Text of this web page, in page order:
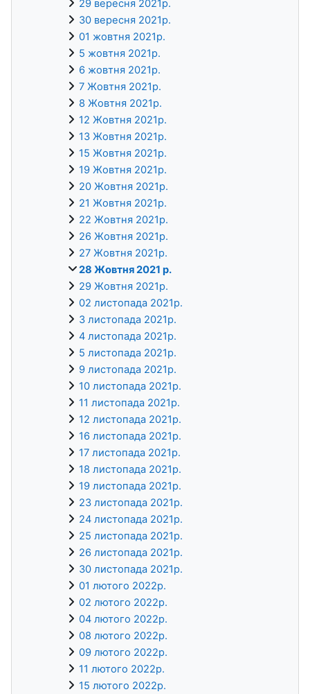
29 вересня 2021р.
30 вересня 2021р.
01 жовтня 2021р.
5 жовтня 2021р.
6 жовтня 2021р.
7 Жовтня 2021р.
8 Жовтня 2021р.
12 Жовтня 2021р.
13 Жовтня 2021р.
15 Жовтня 2021р.
19 Жовтня 2021р.
20 Жовтня 2021р.
21 Жовтня 2021р.
22 Жовтня 2021р.
26 Жовтня 2021р.
27 Жовтня 2021р.
28 Жовтня 2021 р.
29 Жовтня 2021р.
02 листопада 2021р.
3 листопада 2021р.
4 листопада 2021р.
5 листопада 2021р.
9 листопада 2021р.
10 листопада 2021р.
11 листопада 2021р.
12 листопада 2021р.
16 листопада 2021р.
17 листопада 2021р.
18 листопада 2021р.
19 листопада 2021р.
23 листопада 2021р.
24 листопада 2021р.
25 листопада 2021р.
26 листопада 2021р.
30 листопада 2021р.
01 лютого 2022р.
02 лютого 2022р.
04 лютого 2022р.
08 лютого 2022р.
09 лютого 2022р.
11 лютого 2022р.
15 лютого 2022р.